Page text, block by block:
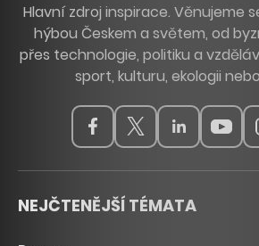
Hlavní zdroj inspirace. Věnujeme
hýbou Českem a světem, od
přes technologie, politiku a
sport, kulturu, ekologii
NEJČTENĚJŠÍ TÉMATA